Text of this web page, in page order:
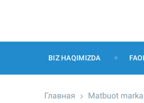
BIZ HAQIMIZDA
Главная Matbuot